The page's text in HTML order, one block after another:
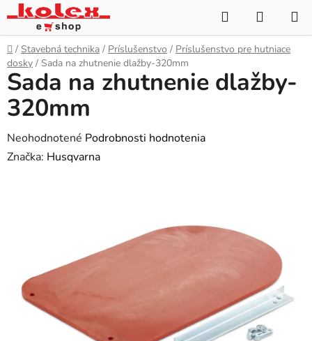
Prejsť
na
obsah
Hľadať
KOŠÍK
Domov
/ Stavebná technika / Príslušenstvo / Príslušenstvo pre hutniace
dosky / Sada na zhutnenie dlažby-320mm
Sada na zhutnenie dlažby-
320mm
Priemerné
hodnotenie
hviezdičiek.
Neohodnotené Podrobnosti hodnotenia
Značka: Husqvarna